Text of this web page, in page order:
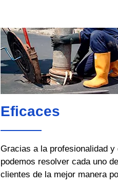
Eficaces
Gracias a la profesionalidad
podemos resolver cada uno
clientes de la mejor manera